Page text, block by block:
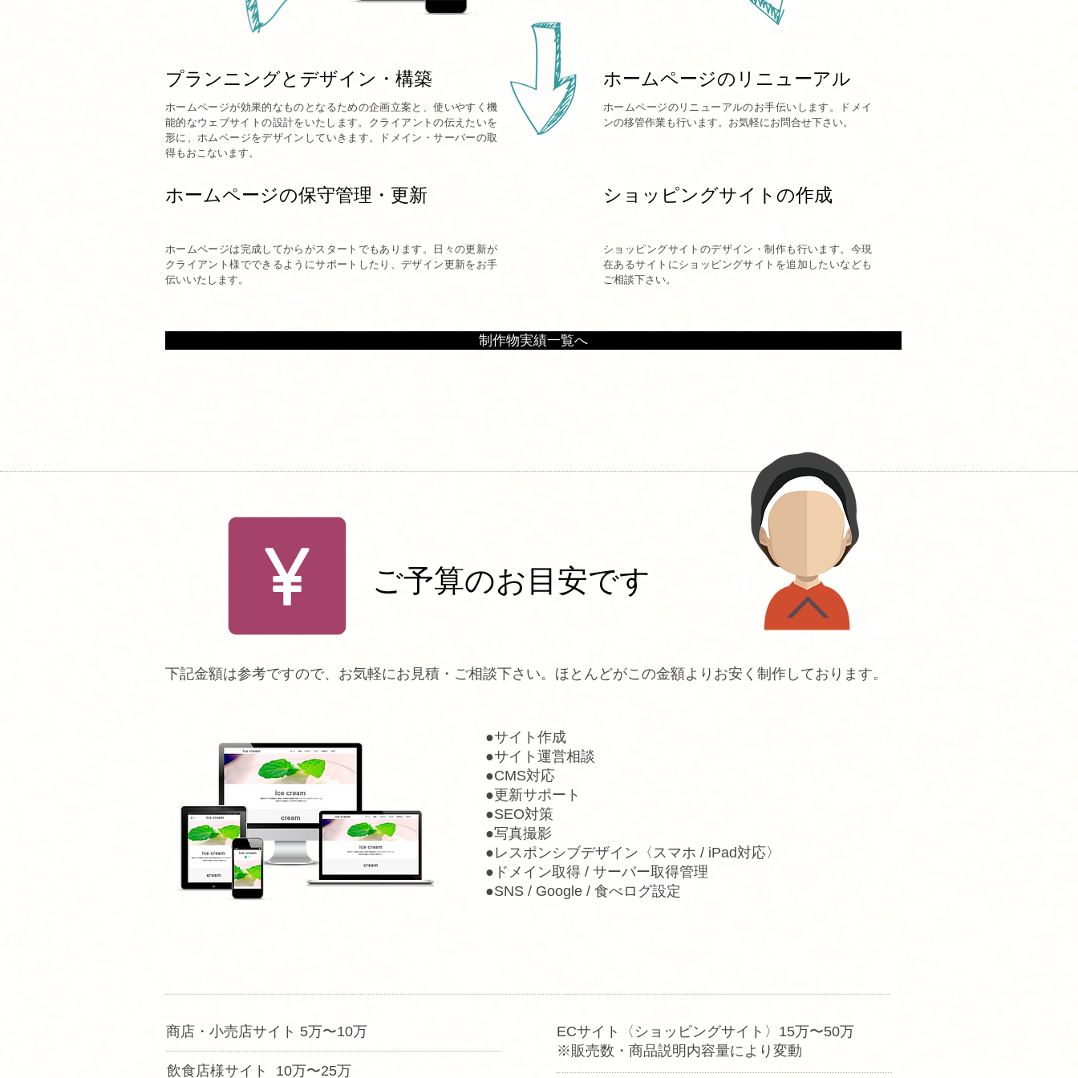
プランニングとデザイン・構築
ホームページが効果的なものとなるための企画立案と、使いやすく機
能的なウェブサイトの設計をいたします。​クライアントの伝えたいを
形に、ホムページをデザインしていきます。ドメイン・サーバーの取
得もおこないます。
ホームページのリニューアルのお手伝いします。ドメイ
ンの移管作業も行います。お気軽にお問合せ下さい。
ホームページのリニューアル
ホームページの保守管理・更新 ショッピングサイトの作成
ホームページは完成してからがスタートでもあります。日々の更新が
クライアント様でできるようにサポートしたり、デザイン更新をお手
伝いいたします。
ショッピングサイトのデザイン・制作も行います。今現
在あるサイトにショッピングサイトを追加したいなども
ご相談下さい。
制作物実績一覧へ
ご予算のお目安です
下記金額は参考ですので、お気軽にお見積・ご相談下さい。ほとんどがこの金額よりお安く制作しております。
●サイト作成
●サイト運営相談
●CMS対応
●更新サポート
●SEO対策
●写真撮影
●レスポンシブデザイン〈スマホ / iPad対応〉
●ドメイン取得 / サーバー取得管理
​●SNS / Google / 食べログ設定
商店・小売店サイト 5万〜10万
飲食店様サイト 10万〜25万
ECサイト〈ショッピングサイト〉15万〜50万
※販売数・商品説明内容量により変動